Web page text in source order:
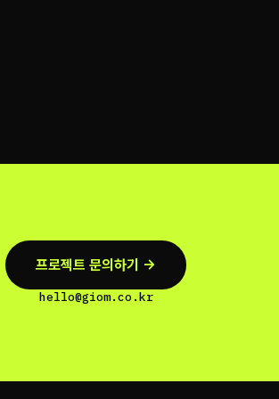
프로젝트 문의하기 →
hello@giom.co.kr